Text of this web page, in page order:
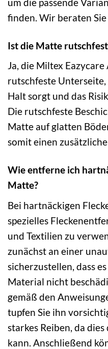
finden. Wir beraten
Ist die Matte
Ja, die Miltex
rutschfeste
Halt sorgt und das
Die rutschfeste
Matte auf glatten
somit einen
Wie entferne ich
Matte?
Bei hartnäckigen
spezielles
und Textilien zu
zunächst an einer
sicherzustellen, dass
Material nicht
gemäß den
tupfen Sie ihn
starkes Reiben, da
kann. Anschließend